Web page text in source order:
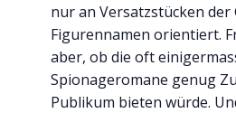
nur an Versatzstücken der
Figurennamen orientiert.
aber, ob die oft
Spionageromane genug
Publikum bieten würde.